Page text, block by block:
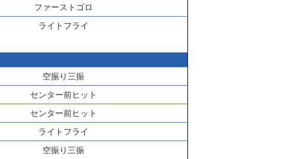
ファーストゴロ
ライトフライ
空振り三振
センター前ヒット
センター前ヒット
ライトフライ
空振り三振